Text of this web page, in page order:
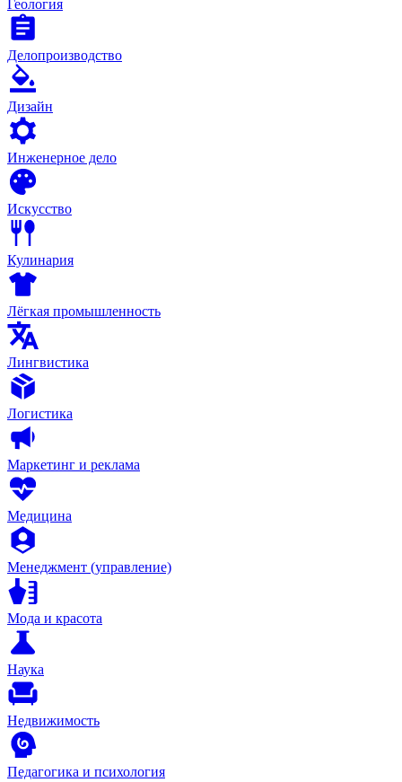
Геология
Делопроизводство
Дизайн
Инженерное дело
Искусство
Кулинария
Лёгкая промышленность
Лингвистика
Логистика
Маркетинг и реклама
Медицина
Менеджмент (управление)
Мода и красота
Наука
Недвижимость
Педагогика и психология